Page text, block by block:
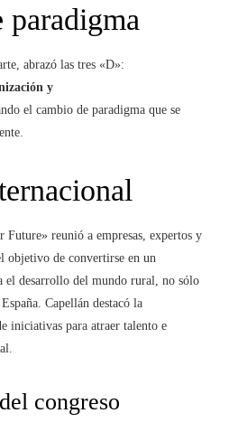
paradigma
abrazó las tres «D»:
y
el cambio de paradigma que se
reunió a empresas, expertos y
objetivo de convertirse en un
el desarrollo del mundo rural, no sólo
Capellán destacó la
iniciativas para atraer talento e
congreso